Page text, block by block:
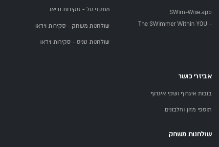
SWim-Wise.app
- The SWimmer Within YOU
מתקני סל - סקירות ודיאו
שולחנות משחק - סקירות וידאו
שולחנות טניס - סקירות וידאו
אביזרי כושר
בובות איגרוף ושקי איגרוף
תוספי מזון וחלבונים
שולחנות משחק